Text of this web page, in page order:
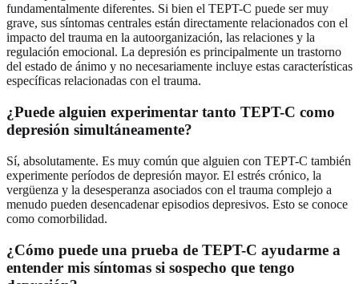
fundamentalmente diferentes. Si bien el TEPT-C puede ser muy
grave, sus síntomas centrales están directamente relacionados con el
impacto del trauma en la autoorganización, las relaciones y la
regulación emocional. La depresión es principalmente un trastorno
del estado de ánimo y no necesariamente incluye estas características
específicas relacionadas con el trauma.
¿Puede alguien experimentar tanto TEPT-C como
depresión simultáneamente?
Sí, absolutamente. Es muy común que alguien con TEPT-C también
experimente períodos de depresión mayor. El estrés crónico, la
vergüenza y la desesperanza asociados con el trauma complejo a
menudo pueden desencadenar episodios depresivos. Esto se conoce
como comorbilidad.
¿Cómo puede una prueba de TEPT-C ayudarme a
entender mis síntomas si sospecho que tengo